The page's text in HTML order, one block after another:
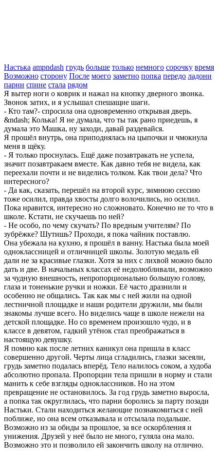
Настька ampndash грудь больше только немного сорочку время
Возможно сторону После моего заметно попка передо ладони
парни спине стала рядом
Я вытер ноги о коврик и нажал на кнопку дверного звонка.
Звонок затих, и я услышал спешащие шаги.
- Кто там?- спросила она одновременно открывая дверь.
&ndash; Колька! Я не думала, что ты так рано приедешь, я
думала это Машка, ну заходи, давай раздевайся.
Я прошёл внутрь, она приподнялась на цыпочки и чмокнула
меня в щёку.
- Я только проснулась. Ещё даже позавтракать не успела,
значит позавтракаем вместе. Как давно тебя не видела, как
переехали почти и не виделись толком. Как твои дела? Что
интересного?
- Да как, сказать, перешёл на второй курс, зимнюю сессию
тоже осилил, правда хвосты долго волочились, но осилил.
Пока нравится, интересно но сложновато. Конечно не то что в
школе. Кстати, не скучаешь по ней?
- Не особо, по чему скучать? По вредным учителям? По
зубрёжке? Шутишь? Проходи, я пока чайник поставлю.
Она убежала на кухню, я прошёл в ванну. Настька была моей
одноклассницей и отличницей школы. Золотую медаль ей
дали не за красивые глазки. Хотя за них с лихвой можно было
дать и две. В начальных классах её недолюбливали, возможно
за чудную внешность, непропорционально большую голову,
глаза и тоненькие ручки и ножки. Её часто дразнили и
особенно не общались. Так как мы с ней жили на одной
лестничной площадке и наши родители дружили, мы были
знакомы лучше всего. Но виделись чаще в школе нежели на
детской площадке. Но со временем произошло чудо, и в
классе в девятом, гадкий утёнок стал преображаться в
настоящую девушку.
Я помню как после летних каникул она пришла в класс
совершенно другой. Черты лица сгладились, глазки засеяли,
грудь заметно подалась вперёд. Тело налилось соком, а худоба
абсолютно пропала. Пропорции тела пришли в норму и стали
манить к себе взгляды одноклассников. Но на этом
превращение не остановилось. За год грудь заметно выросла,
а попка так округлилась, что парни боролись за парту позади
Настьки. Стали находиться желающие познакомиться с ней
поближе, но она всем отказывала и отсылала подальше.
Возможно из за обиды за прошлое, за все оскорбления и
унижения. Друзей у неё было не много, гуляла она мало.
Возможно это и позволило ей закончить школу на отлично.